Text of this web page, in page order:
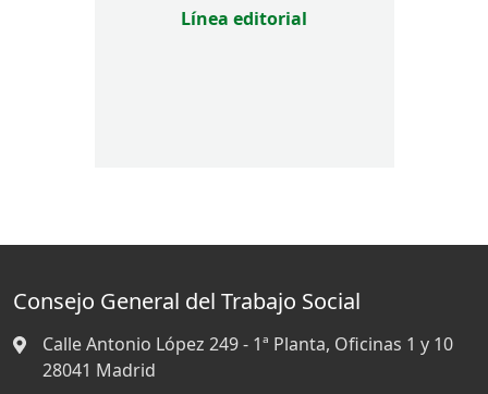
Línea editorial
Consejo General del Trabajo Social
Calle Antonio López 249 - 1ª Planta, Oficinas 1 y 10
28041 Madrid